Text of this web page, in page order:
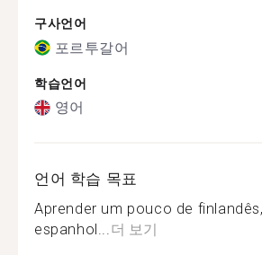
구사언어
포르투갈어
학습언어
영어
언어 학습 목표
Aprender um pouco de
espanhol...더 보기